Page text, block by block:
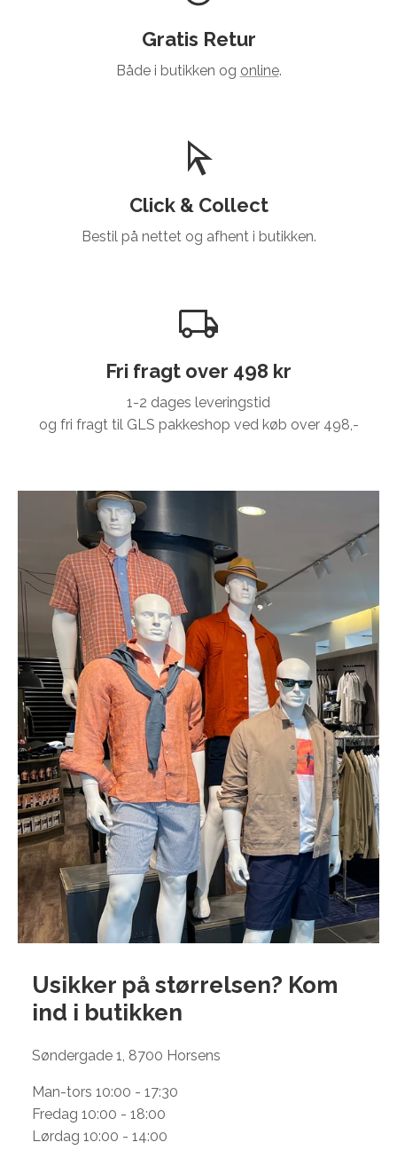
Gratis Retur
Både i butikken og online.
Click & Collect
Bestil på nettet og afhent i butikken.
Fri fragt over 498 kr
1-2 dages leveringstid
og fri fragt til GLS pakkeshop ved køb over 498,-
Usikker på størrelsen? Kom
ind i butikken
Søndergade 1, 8700 Horsens
Man-tors 10:00 - 17:30
Fredag 10:00 - 18:00
Lørdag 10:00 - 14:00